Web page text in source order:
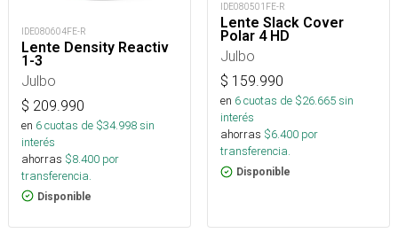
IDE080604FE-R
Lente Density Reactiv
1-3
Julbo
$ 209.990
en 6cuotas de $34.998sin
interés
ahorras $8.400 por
transferencia.
Disponible
IDE080501FE-R
Lente Slack Cover
Polar 4 HD
Julbo
$ 159.990
en 6cuotas de $26.665sin
interés
ahorras $6.400 por
transferencia.
Disponible